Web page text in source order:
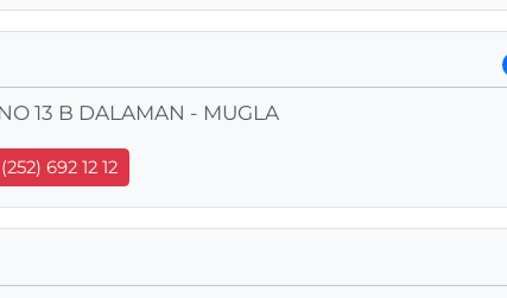
13 B DALAMAN - MUGLA
692 12 12